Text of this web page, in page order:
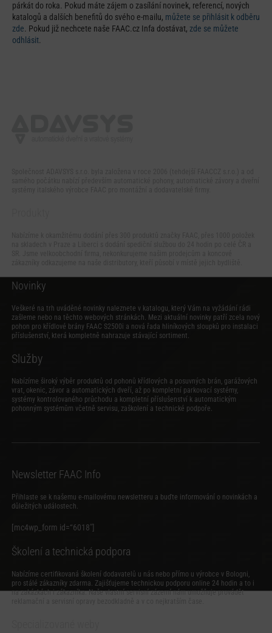
párkát do roka. Pokud máte zájem o zasílání novinek, referencí, nových
katalogů a dalších benefitů do svého e-mailu, můžete se přihlásit k odběru
zde. Pokud již nechcete naše FAAC.cz Infa dostávat, zde se můžete
odhlásit.
Novinky
Veškeré na trh uváděné novinky naleznete v katalogu, který Vám na vyžádání rádi
zašleme nebo na těchto webových stránkách. Mezi aktuální novinky patří zcela nový
pohon pro křídlové brány FAAC S2500i a nová řada hliníkových sloupků pro instalaci
příslušenství, která kompletně nahrazuje stávající sortiment.
Služby
Nabízíme široký výběr produktů od pohonů křídlových a posuvných brán, garážových
vrat, okenic, závor a automatických dveří, až po kompletní parkovací systémy,
systémy kontrolovaného průchodu a kompletní příslušenství k automatickým
pohonným systémům včetně servisu, zaškolení a technické podpoře.
Newsletter FAAC Info
Přihlaste se k našemu e-mailovému newsletteru a buďte informování o novinkách a
důležitých událostech.
[mc4wp_form id=“6018″]
Školení a technická podpora
Nabízíme certifikovaná školení dodavatelů u nás nebo přímo u výrobce v Bologni,
pro stálé zákazníky zdarma. Zajišťujeme technickou podporu online 24 hodin a to i
na zakázkách i zákazníka. Naše vlastní servisní zázemí nám umožňuje provádět